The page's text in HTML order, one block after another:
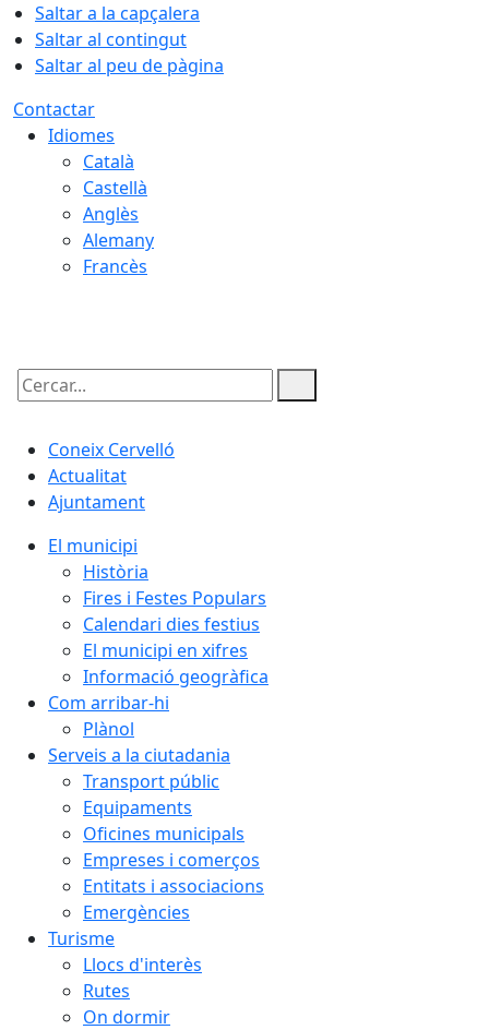
Saltar a la capçalera
Saltar al contingut
Saltar al peu de pàgina
Contactar
Idiomes
Català
Castellà
Anglès
Alemany
Francès
Cercar:
Coneix Cervelló
Actualitat
Ajuntament
El municipi
Història
Fires i Festes Populars
Calendari dies festius
El municipi en xifres
Informació geogràfica
Com arribar-hi
Plànol
Serveis a la ciutadania
Transport públic
Equipaments
Oficines municipals
Empreses i comerços
Entitats i associacions
Emergències
Turisme
Llocs d'interès
Rutes
On dormir